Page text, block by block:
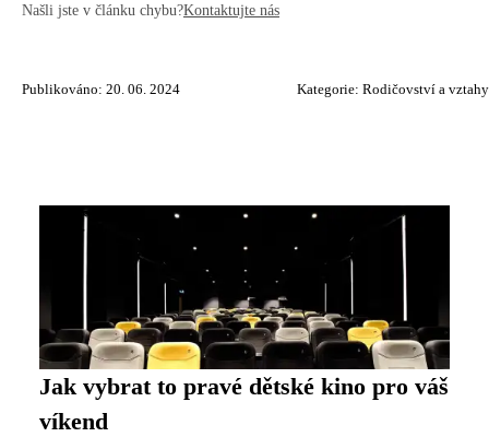
Našli jste v článku chybu?Kontaktujte nás
Publikováno: 20. 06. 2024 Kategorie: Rodičovství a vztahy
Jak vybrat to pravé dětské kino pro váš
víkend